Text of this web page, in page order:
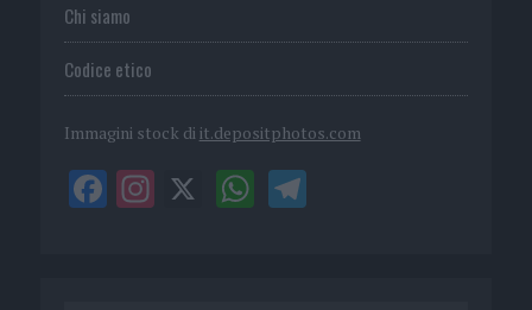
Chi siamo
Codice etico
Immagini stock di it.depositphotos.com